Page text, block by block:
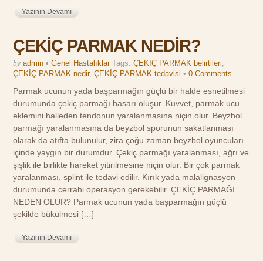
Yazının Devamı
ÇEKİÇ PARMAK NEDİR?
by admin • Genel Hastalıklar Tags:ÇEKİÇ PARMAK belirtileri,
ÇEKİÇ PARMAK nedir,ÇEKİÇ PARMAK tedavisi •0 Comments
Parmak ucunun yada başparmağın güçlü bir halde esnetilmesi
durumunda çekiç parmağı hasarı oluşur. Kuvvet, parmak ucu
eklemini halleden tendonun yaralanmasına niçin olur. Beyzbol
parmağı yaralanmasına da beyzbol sporunun sakatlanması
olarak da atıfta bulunulur, zira çoğu zaman beyzbol oyuncuları
içinde yaygın bir durumdur. Çekiç parmağı yaralanması, ağrı ve
şişlik ile birlikte hareket yitirilmesine niçin olur. Bir çok parmak
yaralanması, splint ile tedavi edilir. Kırık yada malalignasyon
durumunda cerrahi operasyon gerekebilir. ÇEKİÇ PARMAĞI
NEDEN OLUR? Parmak ucunun yada başparmağın güçlü
şekilde bükülmesi […]
Yazının Devamı